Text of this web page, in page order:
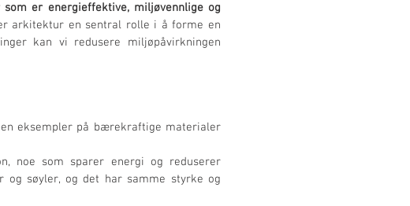
er energieffektive, miljøvennlige og
arkitektur en sentral rolle i å forme en
kan vi redusere miljøpåvirkningen
eksempler på bærekraftige materialer
noe som sparer energi og reduserer
og søyler, og det har samme styrke og